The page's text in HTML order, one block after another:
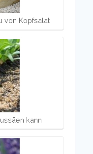
von Kopfsalat
kann